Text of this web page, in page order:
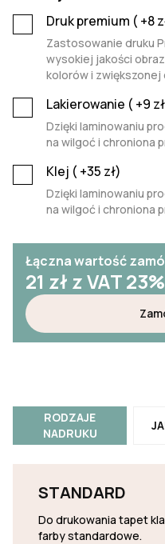
Druk premium ( +8
Zastosowanie druku
wysokiej jakości
kolorów i zwiększonej
Lakierowanie ( +9
Dzięki laminowaniu
na wilgoć i chroniona
Klej ( +35 zł)
Dzięki laminowaniu
na wilgoć i chroniona
Łączna wartość
21 zł z VAT 23%
RODZAJE
NADRUKU
STANDARD
Do drukowania tapet
farby standardowe.